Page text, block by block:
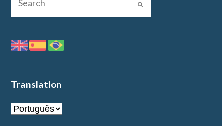
Translation